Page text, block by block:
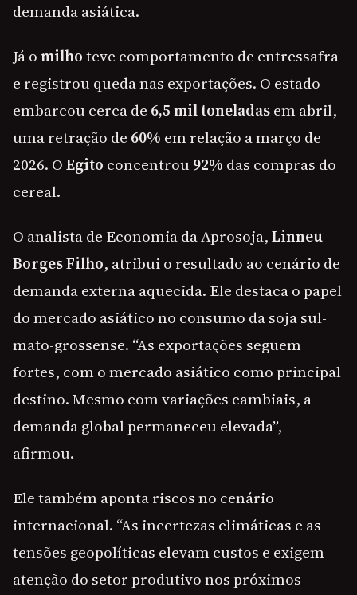
demanda asiática.
Já omilhoteve comportamento de entressafra
e registrou queda nas exportações. O estado
embarcou cerca de 6,5 mil toneladasem abril,
uma retração de 60% em relação a março de
2026. OEgito concentrou 92% das compras do
cereal.
O analista de Economia da Aprosoja,Linneu
Borges Filho, atribui o resultado ao cenário de
demanda externa aquecida. Ele destaca o papel
do mercado asiático no consumo da soja sul-
mato-grossense. “As exportações seguem
fortes, com o mercado asiático como principal
destino. Mesmo com variações cambiais, a
demanda global permaneceu elevada”,
afirmou.
Ele também aponta riscos no cenário
internacional. “As incertezas climáticas e as
tensões geopolíticas elevam custos e exigem
atenção do setor produtivo nos próximos